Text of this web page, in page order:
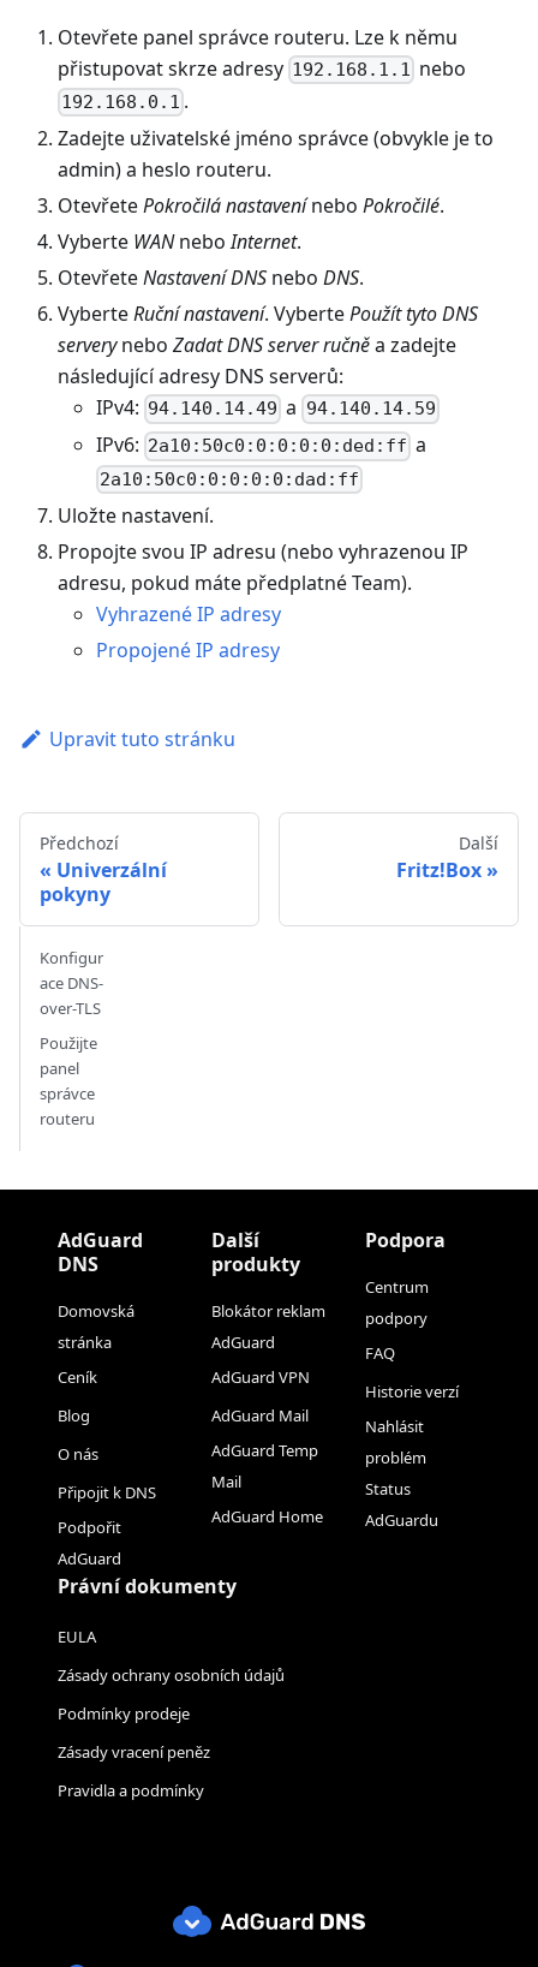
Otevřete panel správce routeru. Lze k němu
přistupovat skrze adresy 192.168.1.1 nebo
192.168.0.1 .
Zadejte uživatelské jméno správce (obvykle je to
admin) a heslo routeru.
OtevřetePokročilá nastavenínebo Pokročilé.
Vyberte WANneboInternet.
OtevřeteNastavení DNS nebo DNS.
VyberteRuční nastavení. VybertePoužít tyto DNS
serverynebo Zadat DNS server ručněa zadejte
následující adresy DNS serverů:
IPv4: 94.140.14.49 a 94.140.14.59
IPv6: 2a10:50c0:0:0:0:0:ded:ff a
2a10:50c0:0:0:0:0:dad:ff
Uložte nastavení.
Propojte svou IP adresu (nebo vyhrazenou IP
adresu, pokud máte předplatné Team).
Vyhrazené IP adresy
Propojené IP adresy
Upravit tuto stránku
Předchozí
Univerzální
pokyny
Další
Fritz!Box
Konfigur
ace DNS-
over-TLS
Použijte
panel
správce
routeru
AdGuard
DNS
Domovská
stránka
Ceník
Blog
O nás
Připojit k DNS
Podpořit
AdGuard
Další
produkty
Blokátor reklam
AdGuard
AdGuard VPN
AdGuard Mail
AdGuard Temp
Mail
AdGuard Home
Podpora
Centrum
podpory
FAQ
Historie verzí
Nahlásit
problém
Status
AdGuardu
Právní dokumenty
EULA
Zásady ochrany osobních údajů
Podmínky prodeje
Zásady vracení peněz
Pravidla a podmínky